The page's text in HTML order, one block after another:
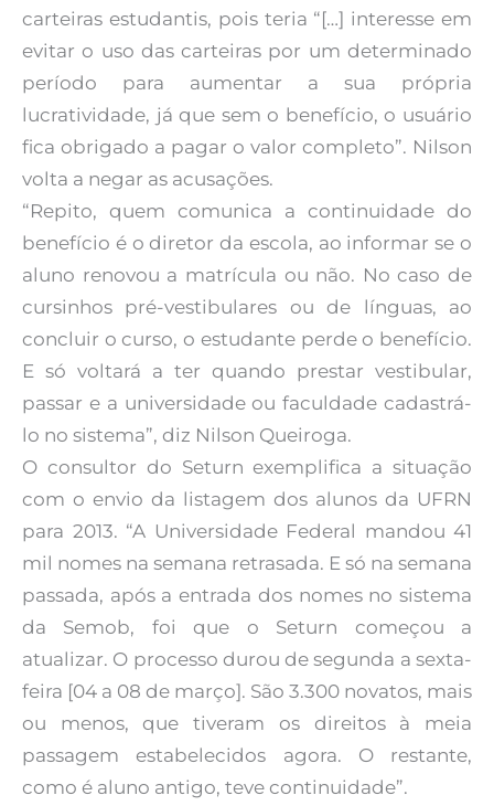
carteiras estudantis, pois teria “[…] interesse em
evitar o uso das carteiras por um determinado
período para aumentar a sua própria
lucratividade, já que sem o benefício, o usuário
fica obrigado a pagar o valor completo”. Nilson
volta a negar as acusações.
“Repito, quem comunica a continuidade do
benefício é o diretor da escola, ao informar se o
aluno renovou a matrícula ou não. No caso de
cursinhos pré-vestibulares ou de línguas, ao
concluir o curso, o estudante perde o benefício.
E só voltará a ter quando prestar vestibular,
passar e a universidade ou faculdade cadastrá-
lo no sistema”, diz Nilson Queiroga.
O consultor do Seturn exemplifica a situação
com o envio da listagem dos alunos da UFRN
para 2013. “A Universidade Federal mandou 41
mil nomes na semana retrasada. E só na semana
passada, após a entrada dos nomes no sistema
da Semob, foi que o Seturn começou a
atualizar. O processo durou de segunda a sexta-
feira [04 a 08 de março]. São 3.300 novatos, mais
ou menos, que tiveram os direitos à meia
passagem estabelecidos agora. O restante,
como é aluno antigo, teve continuidade”.